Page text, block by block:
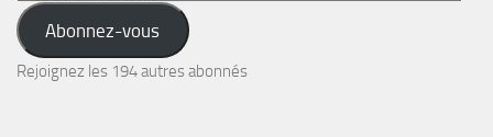
adresse
e-
mail
Abonnez-vous
Rejoignez les 194 autres abonnés